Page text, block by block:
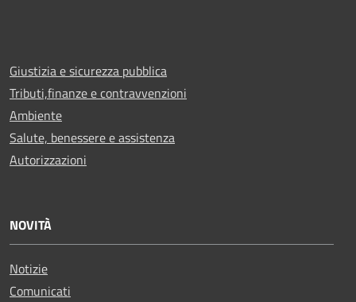
Giustizia e sicurezza pubblica
Tributi,finanze e contravvenzioni
Ambiente
Salute, benessere e assistenza
Autorizzazioni
NOVITÀ
Notizie
Comunicati